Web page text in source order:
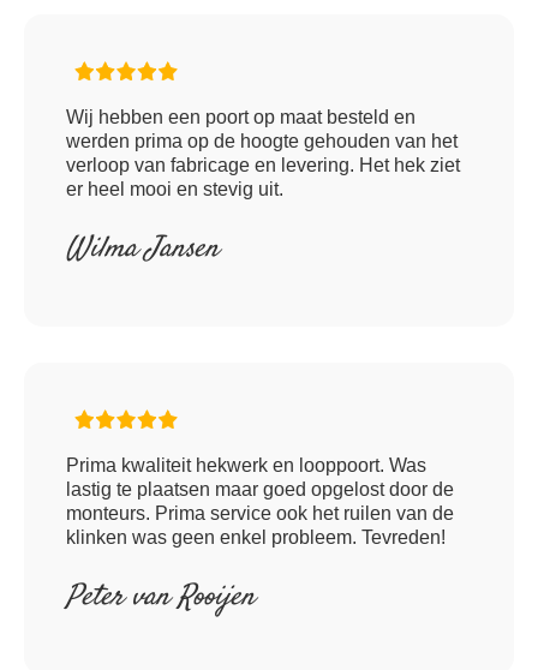
Wij hebben een poort op maat besteld en
werden prima op de hoogte gehouden van het
verloop van fabricage en levering. Het hek ziet
er heel mooi en stevig uit.
Wilma Jansen
Prima kwaliteit hekwerk en looppoort. Was
lastig te plaatsen maar goed opgelost door de
monteurs. Prima service ook het ruilen van de
klinken was geen enkel probleem. Tevreden!
Peter van Rooijen